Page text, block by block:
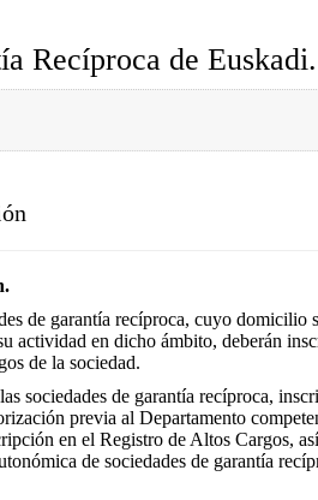
Recíproca de Euskadi.
de garantía recíproca, cuyo
actividad en dicho ámbito, deberán
de la sociedad.
sociedades de garantía recíproca,
previa al Departamento
en el Registro de Altos Cargos,
de sociedades de garantía